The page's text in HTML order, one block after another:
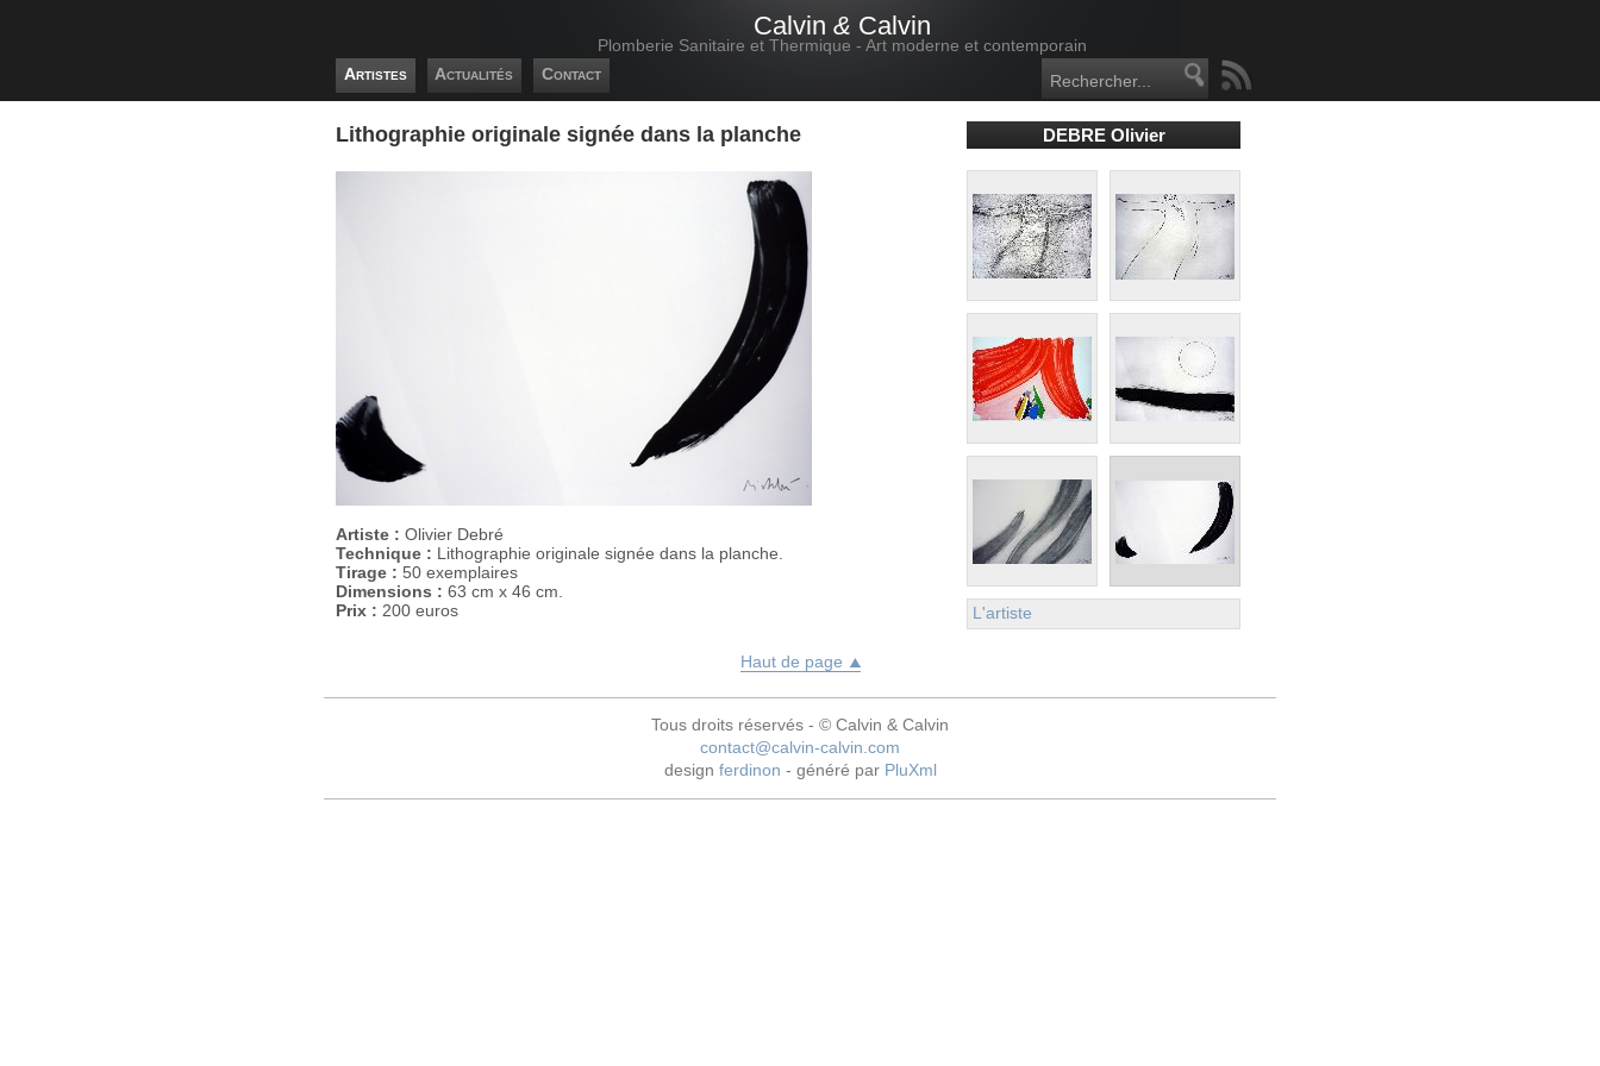
Lithographie originale signée dans la planche
Artiste : Olivier Debré
Technique : Lithographie originale signée dans la planche.
Tirage : 50 exemplaires
Dimensions : 63 cm x 46 cm.
Prix : 200 euros
DEBRE Olivier
L'artiste
Haut de page
Tous droits réservés - © Calvin & Calvin
contact@calvin-calvin.com
design ferdinon - généré par PluXml
Calvin & Calvin
Plomberie Sanitaire et Thermique - Art moderne et contemporain
Artistes
Actualités Contact